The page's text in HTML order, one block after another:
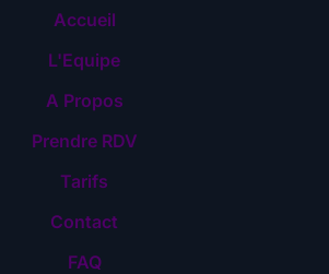
Accueil
L'Equipe
A Propos
Prendre RDV
Tarifs
Contact
FAQ